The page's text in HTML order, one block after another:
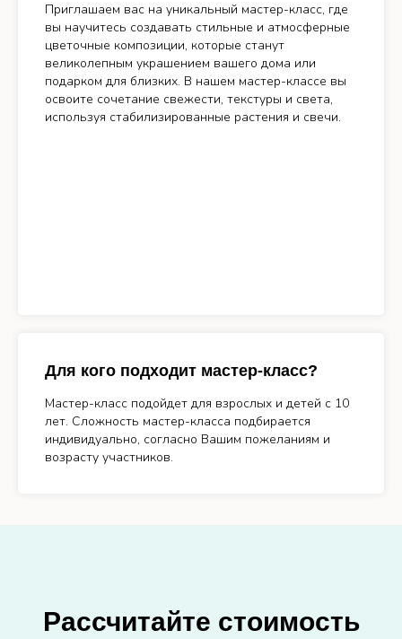
Приглашаем вас на уникальный мастер-класс, где
вы научитесь создавать стильные и атмосферные
цветочные композиции, которые станут
великолепным украшением вашего дома или
подарком для близких. В нашем мастер-классе вы
освоите сочетание свежести, текстуры и света,
используя стабилизированные растения и свечи.
Для кого подходит мастер-класс?
Мастер-класс подойдет для взрослых и детей с 10
лет. Сложность мастер-класса подбирается
индивидуально, согласно Вашим пожеланиям и
возрасту участников.
Рассчитайте стоимость